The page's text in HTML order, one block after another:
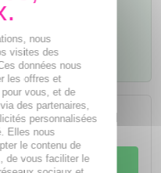
sans
le conseil
conseil à votre
nous
visites des
données nous
les offres et
vous, et de
des partenaires,
personnalisées
Elles nous
le contenu de
de vous faciliter le